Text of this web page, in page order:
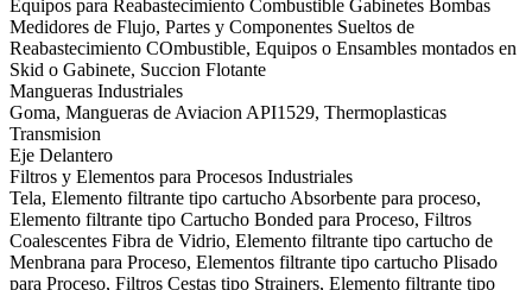
Equipos para Reabastecimiento Combustible Gabinetes Bombas
Medidores de Flujo, Partes y Componentes Sueltos de
Reabastecimiento COmbustible, Equipos o Ensambles montados en
Skid o Gabinete, Succion Flotante
Mangueras Industriales
Goma, Mangueras de Aviacion API1529, Thermoplasticas
Transmision
Eje Delantero
Filtros y Elementos para Procesos Industriales
Tela, Elemento filtrante tipo cartucho Absorbente para proceso,
Elemento filtrante tipo Cartucho Bonded para Proceso, Filtros
Coalescentes Fibra de Vidrio, Elemento filtrante tipo cartucho de
Menbrana para Proceso, Elementos filtrante tipo cartucho Plisado
para Proceso, Filtros Cestas tipo Strainers, Elemento filtrante tipo